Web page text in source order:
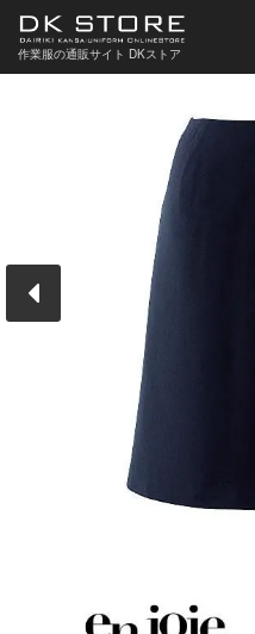
作業服の通販サイト DKストア